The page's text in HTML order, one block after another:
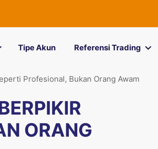
Tipe Akun Referensi Trading
Profesional, Bukan Orang Awam
ORANG